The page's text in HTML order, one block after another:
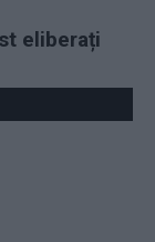
eliberați